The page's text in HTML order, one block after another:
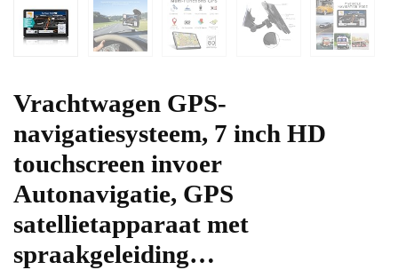
Vrachtwagen GPS-
navigatiesysteem, 7 inch HD
touchscreen invoer
Autonavigatie, GPS
satellietapparaat met
spraakgeleiding…